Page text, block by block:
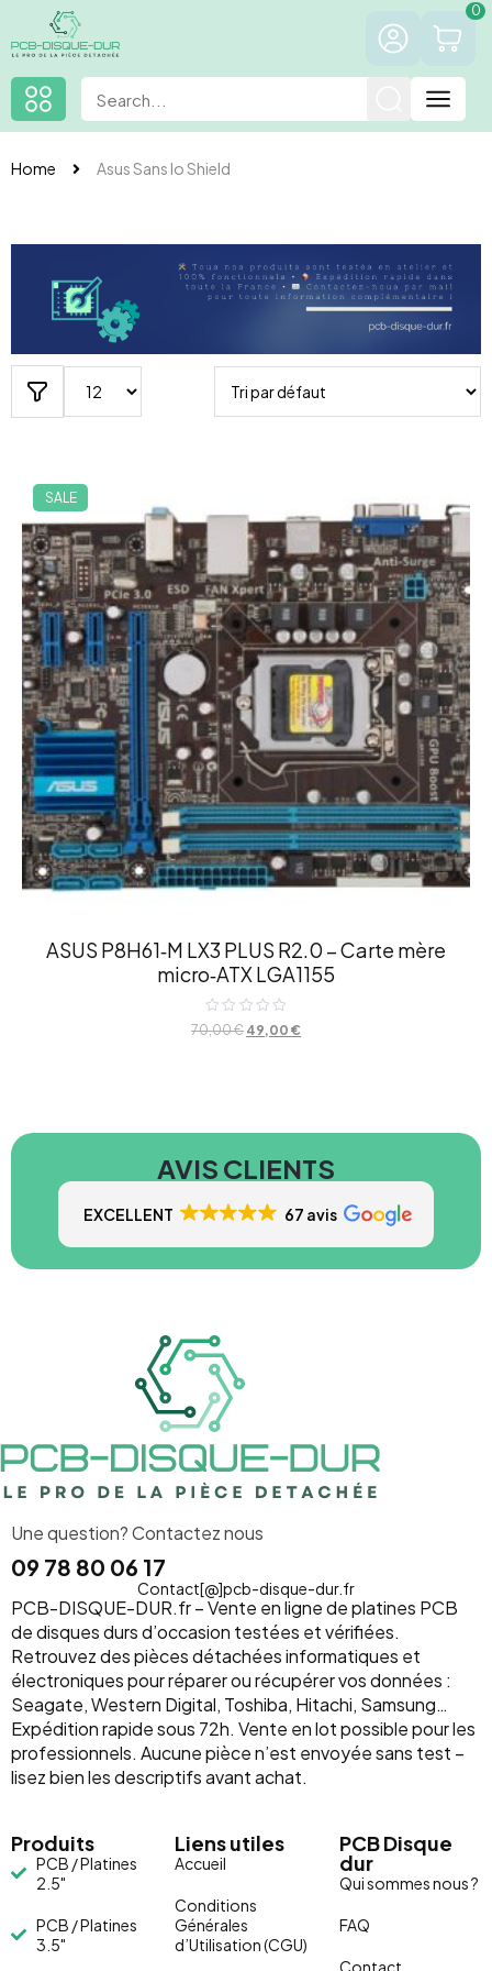
0
Home Asus Sans Io Shield
SALE
ASUS P8H61‑M LX3 PLUS R2.0 – Carte mère
micro‑ATX LGA1155
Note
0
70,00€ 49,00 €
AVIS CLIENTS
EXCELLENT 67 avis
Une question? Contactez nous
09 78 80 06 17
Contact[@]pcb-disque-dur.fr
PCB-DISQUE-DUR.fr – Vente en ligne de platines PCB
de disques durs d’occasion testées et vérifiées.
Retrouvez des pièces détachées informatiques et
électroniques pour réparer ou récupérer vos données :
Seagate, Western Digital, Toshiba, Hitachi, Samsung…
Expédition rapide sous 72h. Vente en lot possible pour les
professionnels. Aucune pièce n’est envoyée sans test –
lisez bien les descriptifs avant achat.
Produits
PCB / Platines
2.5"
PCB / Platines
3.5"
Liens utiles
Accueil
Conditions
Générales
d’Utilisation (CGU)
PCB Disque
dur
Qui sommes nous ?
FAQ
Contact